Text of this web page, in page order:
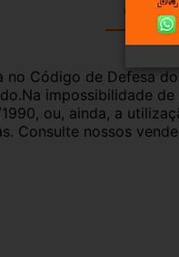
Garantia
no Código de Defesa
impossibilidade
ou, ainda, a
Consulte nossos